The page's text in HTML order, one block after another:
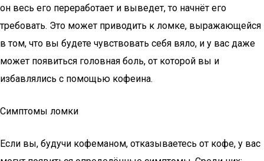
он весь его переработает и выведет, то начнёт его
требовать. Это может приводить к ломке, выражающейся
в том, что вы будете чувствовать себя вяло, и у вас даже
может появиться головная боль, от которой вы и
избавлялись с помощью кофеина.
Симптомы ломки
Если вы, будучи кофеманом, отказываетесь от кофе, у вас